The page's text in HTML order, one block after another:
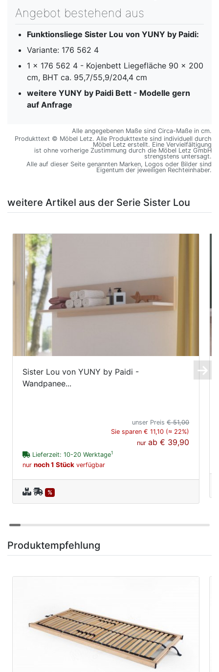
Angebot bestehend aus
Funktionsliege Sister Lou von YUNY by Paidi:
Variante: 176 562 4
1 x 176 562 4 - Kojenbett Liegefläche 90 x 200
cm, BHT ca. 95,7/55,9/204,4 cm
weitere YUNY by Paidi Bett - Modelle gern
auf Anfrage
Alle angegebenen Maße sind Circa-Maße in cm.
Produkttext © Möbel Letz. Alle Produkttexte sind individuell durch
Möbel Letz erstellt. Eine Vervielfältigung
ist ohne vorherige Zustimmung durch die Möbel Letz GmbH
strengstens untersagt.
Alle auf dieser Seite genannten Marken, Logos oder Bilder sind
Eigentum der jeweiligen Rechteinhaber.
weitere Artikel aus der Serie Sister Lou
Sister Lou von YUNY by Paidi -
Wandpanee...
unser Preis€ 51,00
Sie sparen € 11,10 (≈ 22%)
nurab€ 39,90
Lieferzeit: 10-20 Werktage1
nur noch 1 Stück verfügbar
%
Produktempfehlung